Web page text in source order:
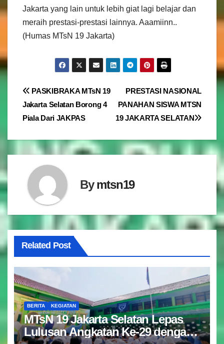
Jakarta yang lain untuk lebih giat lagi belajar dan
meraih prestasi-prestasi lainnya. Aaamiinn..
(Humas MTsN 19 Jakarta)
Navigasi
pos
PRESTASI NASIONAL
PANAHAN SISWA MTSN
19 JAKARTA SELATAN
PASKIBRAKA MTsN 19
Jakarta Selatan Borong 4
Piala Dari JAKPAS
Bymtsn19
Related Post
BERITA KEGIATAN
MTsN 19 Jakarta Selatan Lepas
Lulusan Angkatan Ke-29 dengan